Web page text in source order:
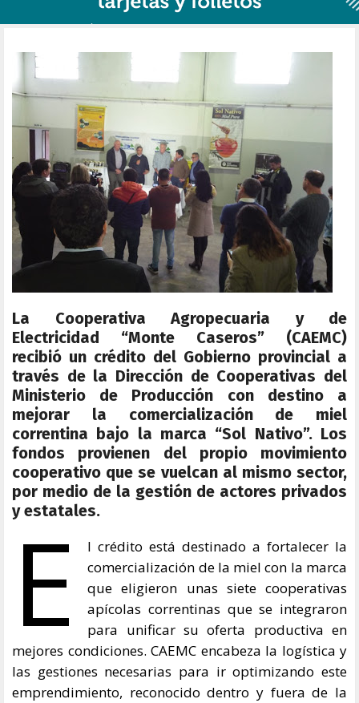
La Cooperativa Agropecuaria y de
Electricidad “Monte Caseros” (CAEMC)
recibió un crédito del Gobierno provincial a
través de la Dirección de Cooperativas del
Ministerio de Producción con destino a
mejorar la comercialización de miel
correntina bajo la marca “Sol Nativo”. Los
fondos provienen del propio movimiento
cooperativo que se vuelcan al mismo sector,
por medio de la gestión de actores privados
y estatales.
E
l crédito está destinado a fortalecer la
comercialización de la miel con la marca
que eligieron unas siete cooperativas
apícolas correntinas que se integraron
para unificar su oferta productiva en
mejores condiciones. CAEMC encabeza la logística y
las gestiones necesarias para ir optimizando este
emprendimiento, reconocido dentro y fuera de la